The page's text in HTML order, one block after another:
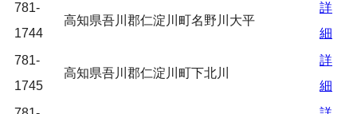
781-
1744
高知県吾川郡仁淀川町名野川大平
詳
細
781-
1745
高知県吾川郡仁淀川町下北川
詳
細